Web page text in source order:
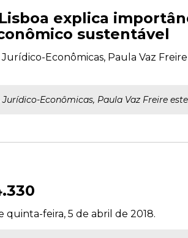
explica
sustentável
Jurídico-Econômicas, Paula Vaz
Econômicas, Paula Vaz Freire
quinta-feira, 5 de abril de 2018.